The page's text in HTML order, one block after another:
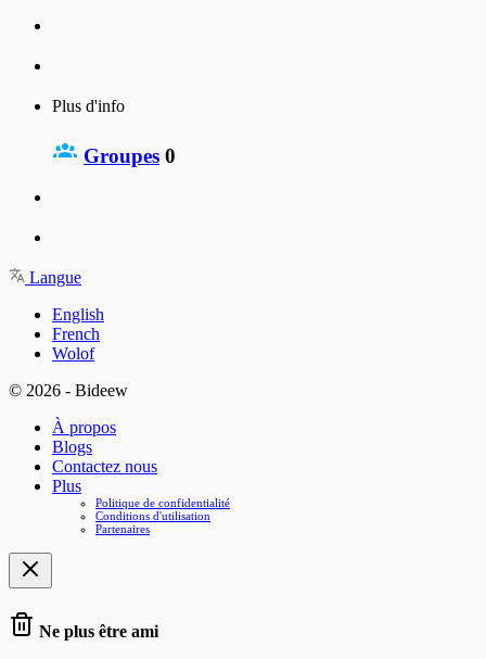
Plus d'info
Groupes 0
Langue
English
French
Wolof
© 2026 - Bideew
À propos
Blogs
Contactez nous
Plus
Politique de confidentialité
Conditions d'utilisation
Partenaires
Ne plus être ami